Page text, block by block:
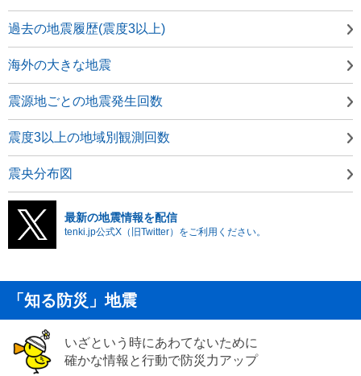
過去の地震履歴(震度3以上)
海外の大きな地震
震源地ごとの地震発生回数
震度3以上の地域別観測回数
震央分布図
最新の地震情報を配信
tenki.jp公式X（旧Twitter）をご利用ください。
「知る防災」地震
いざという時にあわてないために
確かな情報と行動で防災力アップ